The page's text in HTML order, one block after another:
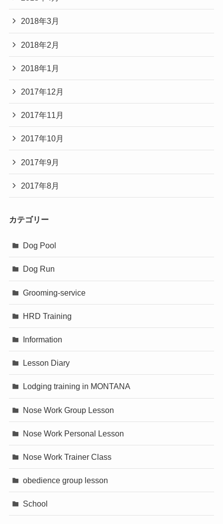
2018年3月
2018年2月
2018年1月
2017年12月
2017年11月
2017年10月
2017年9月
2017年8月
カテゴリー
Dog Pool
Dog Run
Grooming-service
HRD Training
Information
Lesson Diary
Lodging training in MONTANA
Nose Work Group Lesson
Nose Work Personal Lesson
Nose Work Trainer Class
obedience group lesson
School